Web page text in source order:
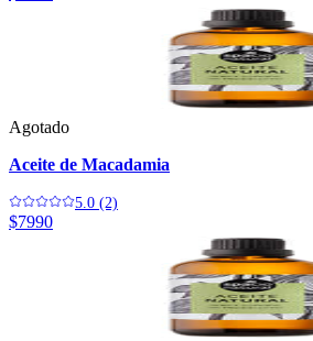
Agotado
Aceite de Macadamia
5.0 (2)
$7990